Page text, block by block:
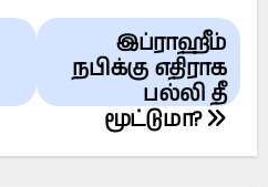
இப்ராஹீம்
நபிக்கு எதிராக
பல்லி தீ
மூட்டுமா?